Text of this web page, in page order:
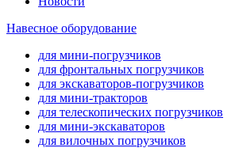
Навесное оборудование
для мини-погрузчиков
для фронтальных погрузчиков
для экскаваторов-погрузчиков
для мини-тракторов
для телескопических погрузчиков
для мини-экскаваторов
для вилочных погрузчиков